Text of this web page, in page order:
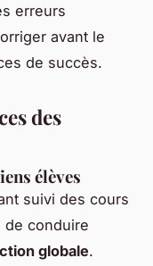
erreurs
avant le
de succès.
des
élèves
suivi des cours
de conduire
globale.